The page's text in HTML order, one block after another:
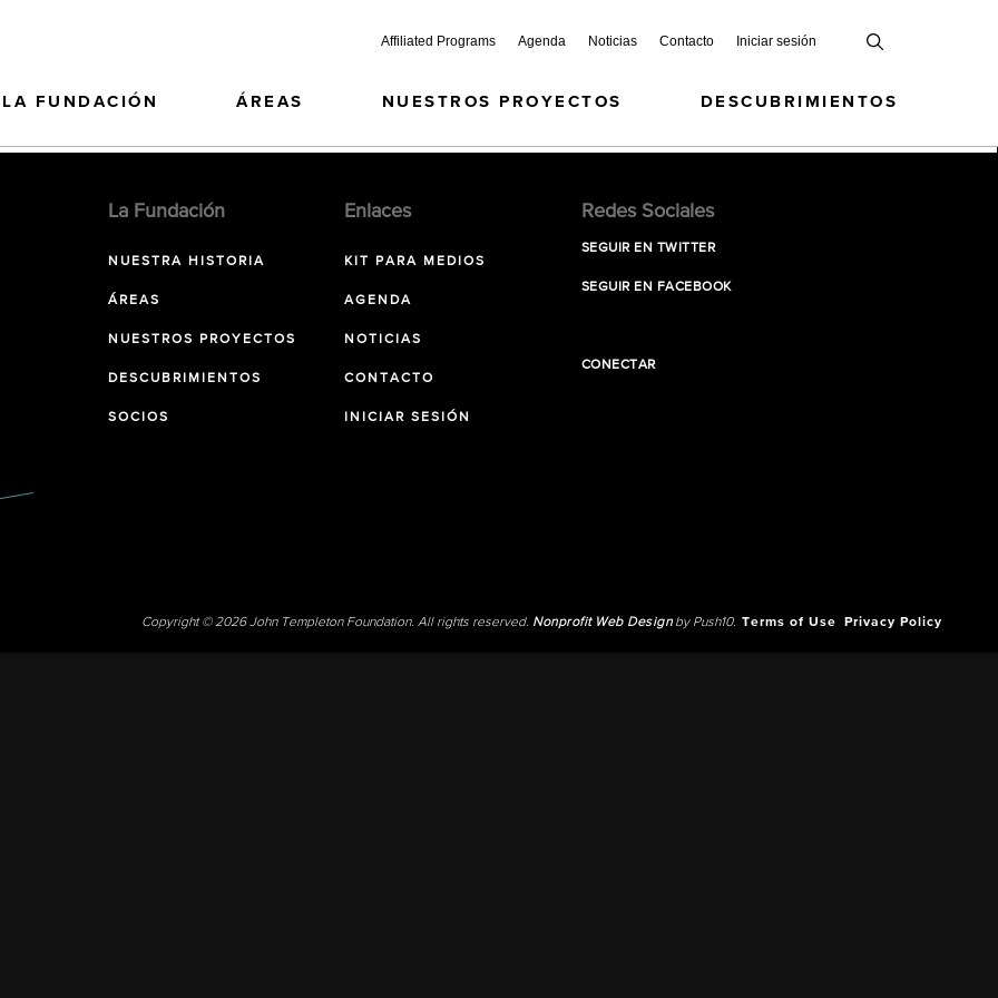
Affiliated Programs Agenda Noticias Contacto Iniciar sesión
LA FUNDACIÓN ÁREAS NUESTROS PROYECTOS DESCUBRIMIENTOS
La Fundación
NUESTRA HISTORIA
ÁREAS
NUESTROS PROYECTOS
DESCUBRIMIENTOS
SOCIOS
Enlaces
KIT PARA MEDIOS
AGENDA
NOTICIAS
CONTACTO
INICIAR SESIÓN
Redes Sociales
SEGUIR EN TWITTER
SEGUIR EN FACEBOOK
CONECTAR
Copyright © 2026 John Templeton Foundation. All rights reserved. Nonprofit Web Designby Push10. Terms of Use Privacy Policy